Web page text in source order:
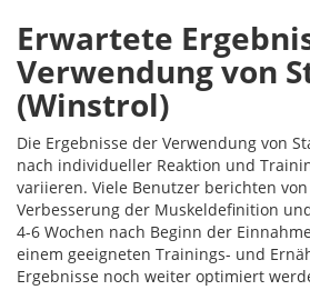
Erwartete
Verwendung von
(Winstrol)
Die Ergebnisse der Verwendung von
nach individueller Reaktion und
variieren. Viele Benutzer berichten
Verbesserung der Muskeldefinition
4-6 Wochen nach Beginn der
einem geeigneten Trainings- und
Ergebnisse noch weiter optimiert